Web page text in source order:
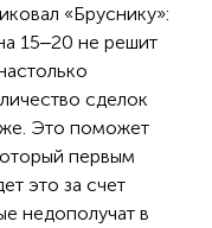
«Бруснику»:
15‒20 не решит
сделок
Это поможет
первым
это за счет
недополучат в